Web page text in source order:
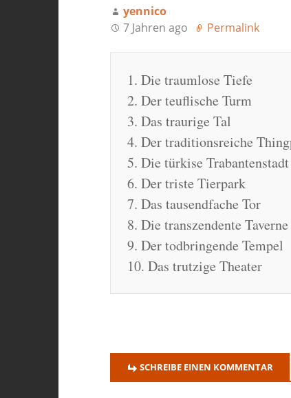
yennico
7 Jahren ago
Permalink
1. Die traumlose Tiefe
2. Der teuflische Turm
3. Das traurige Tal
4. Der traditionsreiche
5. Die türkise Trabantenstadt
6. Der triste Tierpark
7. Das tausendfache Tor
8. Die transzendente Taverne
9. Der todbringende Tempel
10. Das trutzige Theater
SCHREIBE EINEN KOMMENTAR